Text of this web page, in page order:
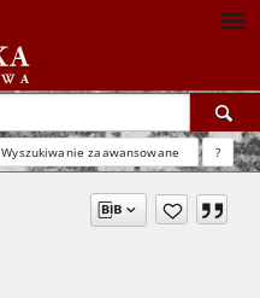
Wyszukiwanie zaawansowane ?